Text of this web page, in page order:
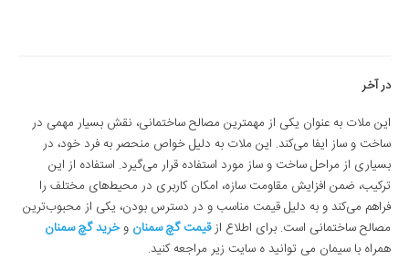
در آخر
این ملات به عنوان یکی از مهمترین مصالح ساختمانی، نقش بسیار مهمی در
ساخت و ساز ایفا می‌کند. این ملات به دلیل خواص منحصر به فرد خود، در
بسیاری از مراحل ساخت و ساز مورد استفاده قرار می‌گیرد. استفاده از این
ترکیب، ضمن افزایش مقاومت سازه، امکان کاربری در محیط‌های مختلف را
فراهم می‌کند و به دلیل قیمت مناسب و در دسترس بودن، یکی از محبوب‌ترین
مصالح ساختمانی است. برای اطلاع ازقیمت گچ سمنان و خرید گچ سمنان
همراه با سیمان می توانید ه سایت زیر مراجعه کنید.